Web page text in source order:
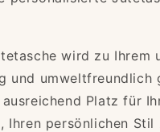
wird zu Ihrem
und
Platz für
Ihren persönlichen Stil